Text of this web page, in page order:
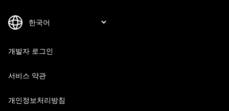
개발자 로그인
서비스 약관
개인정보처리방침